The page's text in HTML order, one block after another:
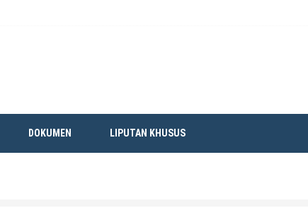
DOKUMEN LIPUTAN KHUSUS